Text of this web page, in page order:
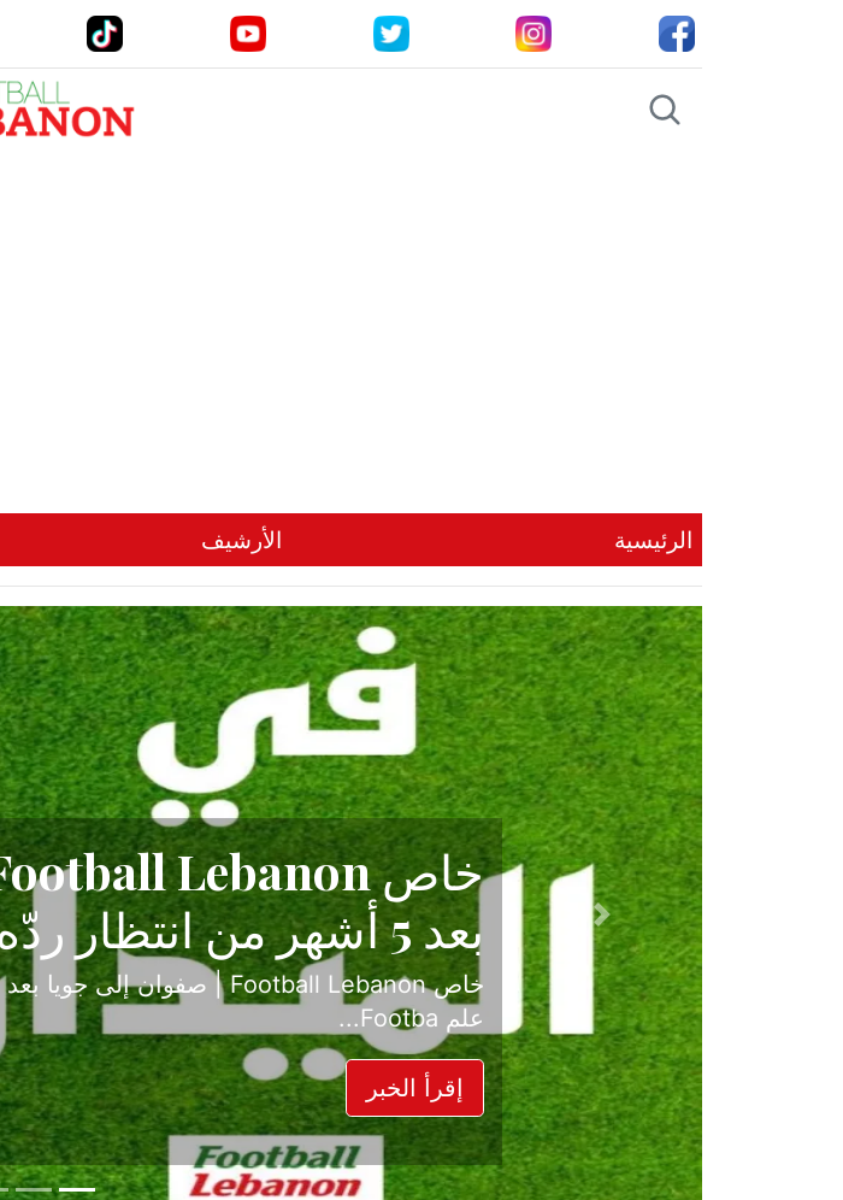
الرئيسية الأرشيف
حكاية نجاح تبدأ من
الدرجة الأولى
بعد موسم حافل بالإثارة والصراع في دوري
حسم ل...
إقرأ الخبر
Previous